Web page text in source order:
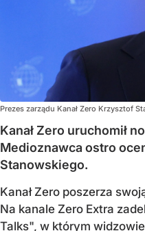
Prezes zarządu Kanał Zero Krzysztof
Kanał Zero uruchomił
Medioznawca ostro
Stanowskiego.
Kanał Zero poszerza
Na kanale Zero Extra
Talks", w którym